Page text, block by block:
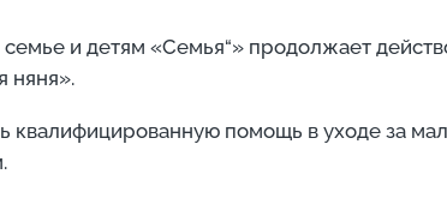
и детям «Семья“» продолжает
няня».
квалифицированную помощь в уходе за